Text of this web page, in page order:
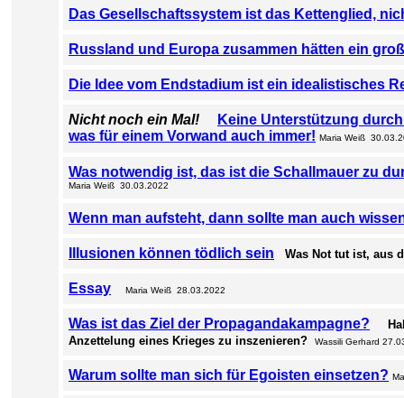
Das Gesellschaftssystem ist das Kettenglied,
Russland und Europa zusammen hätten ein
Die Idee vom Endstadium ist ein idealistisches
Nicht noch ein Mal!
Keine Unterstützung
was für einem Vorwand auch immer! Maria Weiß
Was notwendig ist, das ist die Schallmauer zu
Maria Weiß 30.03.2022
Wenn man aufsteht, dann sollte man auch
Illusionen können tödlich sein Was Not tut ist, aus
Essay Maria Weiß 28.03.2022
Was ist das Ziel der Propagandakampagne?
Anzettelung eines Krieges zu inszenieren?
Wassili Gerhard
Warum sollte man sich für Egoisten einsetzen?